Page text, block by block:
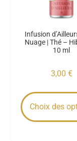
Infusion
Nuage | Thé –
10 ml
3,00 €
Choix des